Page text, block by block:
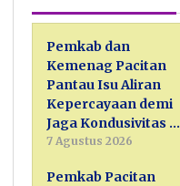
Pemkab dan
Kemenag Pacitan
Pantau Isu Aliran
Kepercayaan demi
Jaga Kondusivitas …
7 Agustus 2026
Pemkab Pacitan